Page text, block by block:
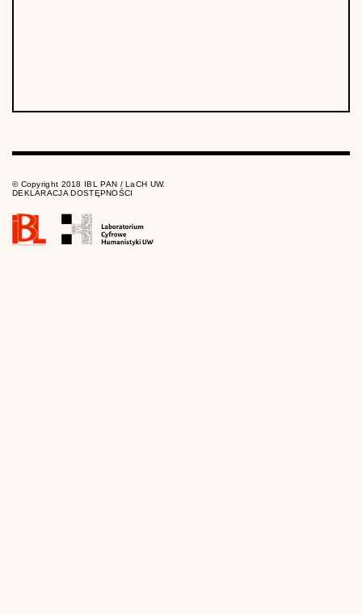
© Copyright 2018 IBL PAN / LaCH UW.
DEKLARACJA DOSTĘPNOŚCI